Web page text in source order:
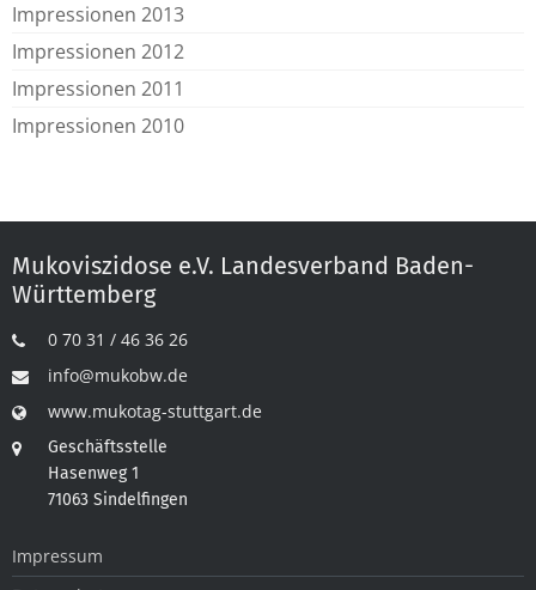
Impressionen 2013
Impressionen 2012
Impressionen 2011
Impressionen 2010
Mukoviszidose e.V. Landesverband Baden-
Württemberg
0 70 31 / 46 36 26
info@mukobw.de
www.mukotag-stuttgart.de
Geschäftsstelle
Hasenweg 1
71063 Sindelfingen
Impressum